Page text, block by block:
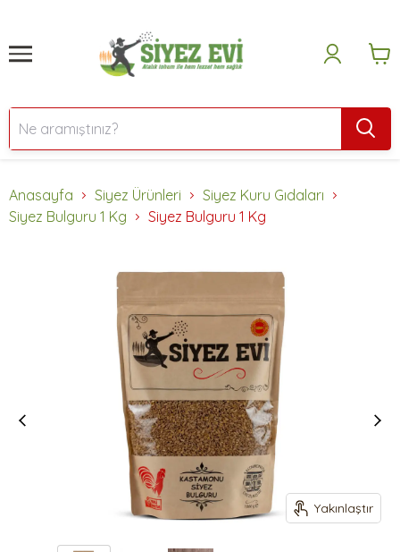
Anasayfa Siyez Ürünleri
Siyez Kuru Gıdaları
Siyez Bulguru 1 Kg
Siyez Bulguru 1 Kg
Yakınlaştır